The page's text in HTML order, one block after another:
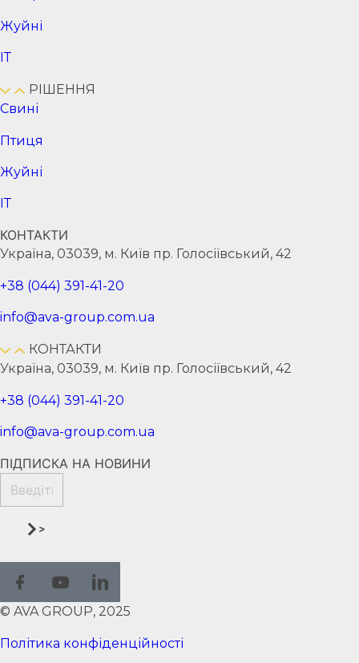
Жуйні
ІТ
РІШЕННЯ
Cвині
Птиця
Жуйні
ІТ
КОНТАКТИ
Україна, 03039, м. Київ пр. Голосіївський, 42
+38 (044) 391-41-20
info@ava-group.com.ua
КОНТАКТИ
Україна, 03039, м. Київ пр. Голосіївський, 42
+38 (044) 391-41-20
info@ava-group.com.ua
ПІДПИСКА НА НОВИНИ
>
© AVA GROUP, 2025
Політика конфіденційності